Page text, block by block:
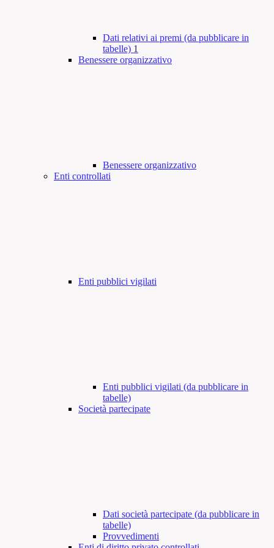
Dati relativi ai premi (da pubblicare in
tabelle) 1
Benessere organizzativo
Benessere organizzativo
Enti controllati
Enti pubblici vigilati
Enti pubblici vigilati (da pubblicare in
tabelle)
Società partecipate
Dati società partecipate (da pubblicare in
tabelle)
Provvedimenti